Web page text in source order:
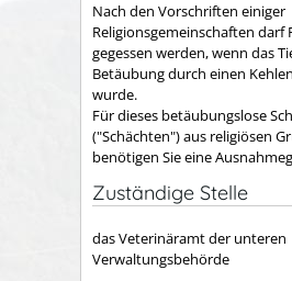
Nach den Vorschriften einiger
Religionsgemeinschaften darf
gegessen werden, wenn das
Betäubung durch einen
wurde.
Für dieses betäubungslose
("Schächten") aus religiösen
benötigen Sie eine
Zuständige Stelle
das Veterinäramt der unteren
Verwaltungsbehörde